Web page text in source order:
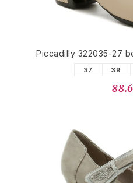
Piccadilly 322035-27
37 39